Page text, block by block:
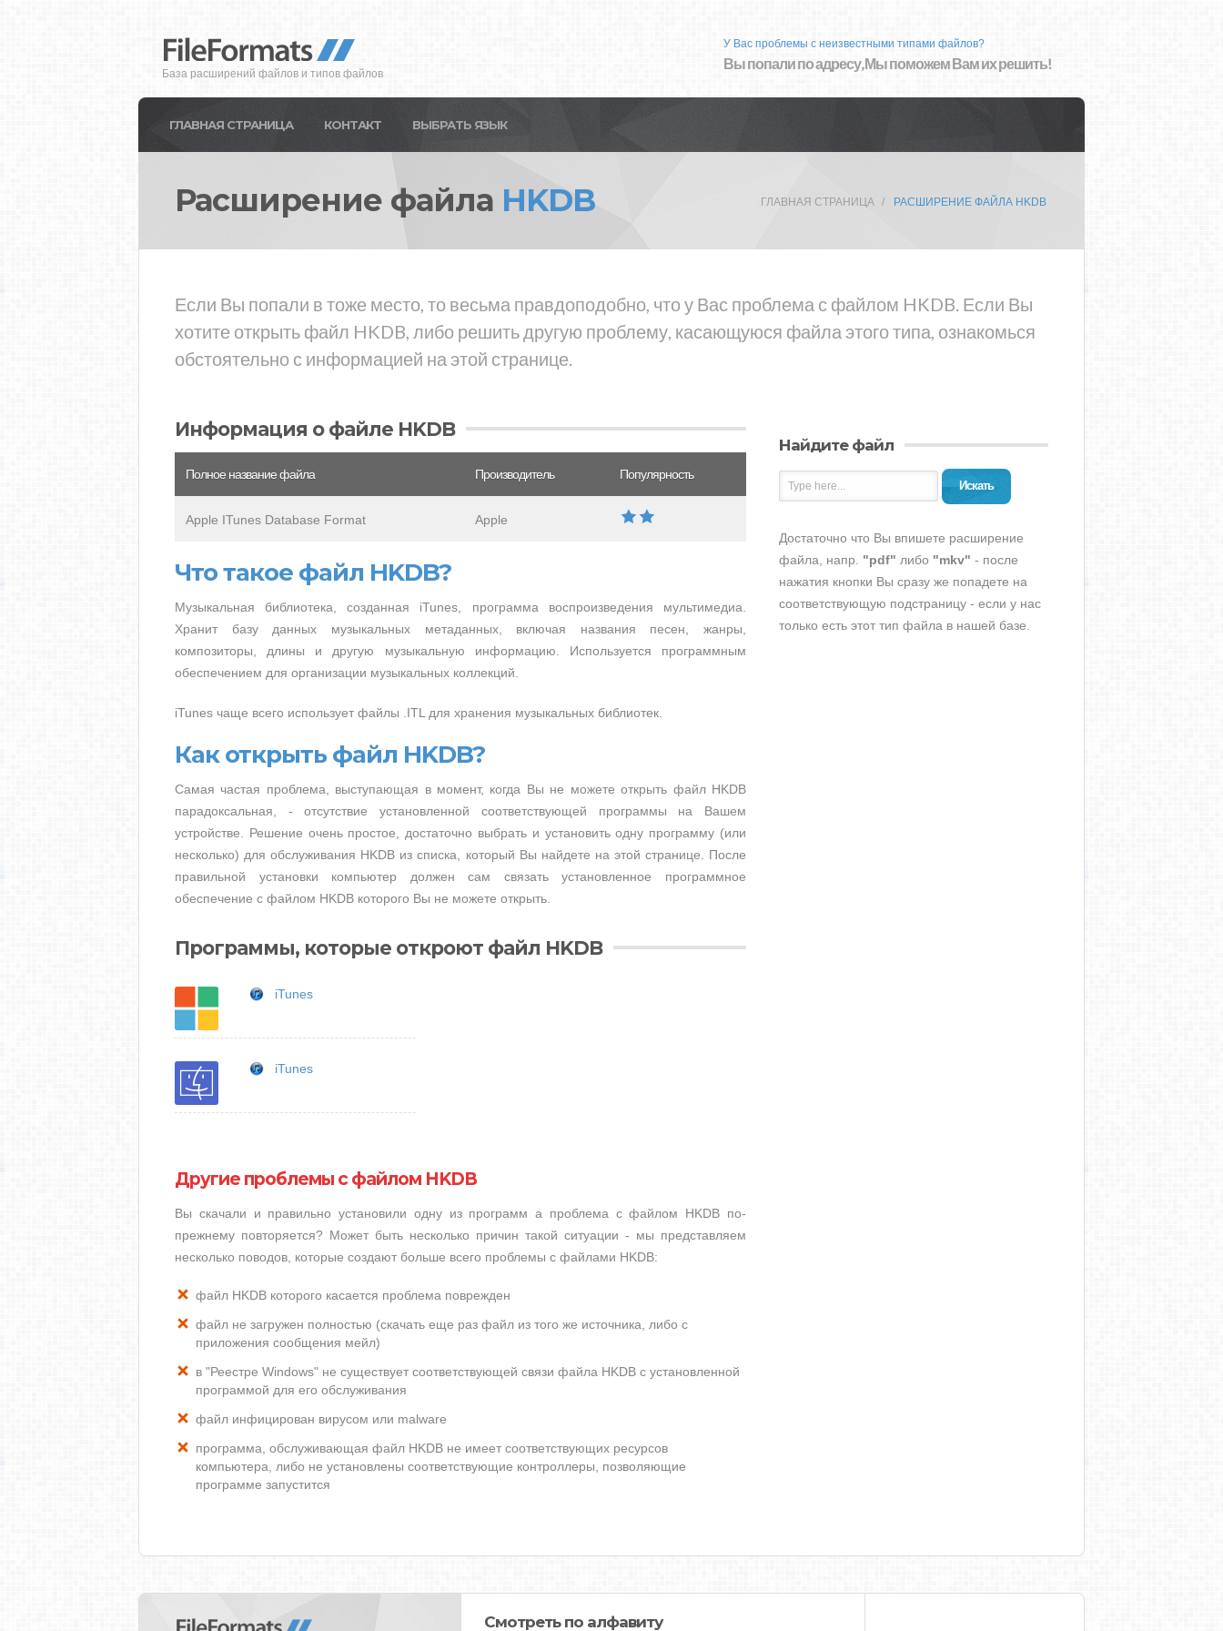
База расширений файлов и типов файлов
У Вас проблемы с неизвестными типами файлов?
Вы попали по адресу, Мы поможем Вам их решить!
ГЛАВНАЯ СТРАНИЦА КОНТАКТ ВЫБРАТЬ ЯЗЫК
Расширение файла HKDB ГЛАВНАЯ СТРАНИЦА РАСШИРЕНИЕ ФАЙЛА HKDB
Если Вы попали в тоже место, то весьма правдоподобно, что у Вас проблема с файлом HKDB. Если Вы
хотите открыть файл HKDB, либо решить другую проблему, касающуюся файла этого типа, ознакомься
обстоятельно с информацией на этой странице.
Информация о файле HKDB
Полное название файла Производитель Популярность
Apple ITunes Database Format Apple
Что такое файл HKDB?
Музыкальная библиотека, созданная iTunes, программа воспроизведения мультимедиа.
Хранит базу данных музыкальных метаданных, включая названия песен, жанры,
композиторы, длины и другую музыкальную информацию. Используется программным
обеспечением для организации музыкальных коллекций.
iTunes чаще всего использует файлы .ITL для хранения музыкальных библиотек.
Как открыть файл HKDB?
Самая частая проблема, выступающая в момент, когда Вы не можете открыть файл HKDB
парадоксальная, - отсутствие установленной соответствующей программы на Вашем
устройстве. Решение очень простое, достаточно выбрать и установить одну программу (или
несколько) для обслуживания HKDB из списка, который Вы найдете на этой странице. После
правильной установки компьютер должен сам связать установленное программное
обеспечение с файлом HKDB которого Вы не можете открыть.
Программы, которые откроют файл HKDB
iTunes
iTunes
Другие проблемы с файлом HKDB
Вы скачали и правильно установили одну из программ а проблема с файлом HKDB по-
прежнему повторяется? Может быть несколько причин такой ситуации - мы представляем
несколько поводов, которые создают больше всего проблемы с файлами HKDB:
файл HKDB которого касается проблема поврежден
файл не загружен полностью (скачать еще раз файл из того же источника, либо с
приложения сообщения мейл)
в "Реестре Windows" не существует соответствующей связи файла HKDB с установленной
программой для его обслуживания
файл инфицирован вирусом или malware
программа, обслуживающая файл HKDB не имеет соответствующих ресурсов
компьютера, либо не установлены соответствующие контроллеры, позволяющие
программе запустится
Найдите файл
Искать
Достаточно что Вы впишете расширение
файла, напр. "pdf" либо "mkv" - после
нажатия кнопки Вы сразу же попадете на
соответствующую подстраницу - если у нас
только есть этот тип файла в нашей базе.
Смотреть по алфавиту